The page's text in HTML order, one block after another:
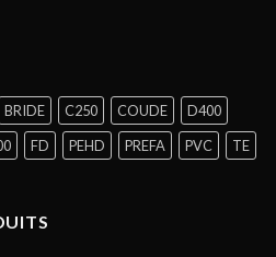
BRIDE C250 COUDE
D400
FD PEHD PREFA PVC TE